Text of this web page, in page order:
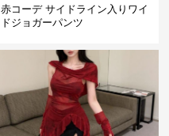
赤コーデ サイドライン入りワイ
ドジョガーパンツ